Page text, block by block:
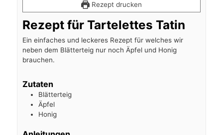
Rezept drucken
Rezept für Tartelettes Tatin
Ein einfaches und leckeres Rezept für welches wir
neben dem Blätterteig nur noch Äpfel und Honig
brauchen.
Zutaten
Blätterteig
Äpfel
Honig